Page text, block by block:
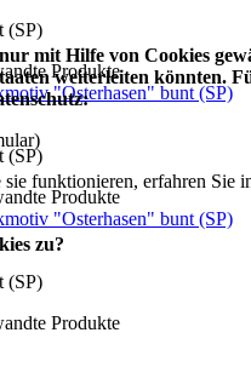
(SP)
Produkte
"Osterhasen" bunt (SP)
(SP)
Produkte
"Osterhasen" bunt (SP)
(SP)
Produkte
mit Hilfe von Cookies
weiterleiten könnten.
funktionieren, erfahren Sie
zu?